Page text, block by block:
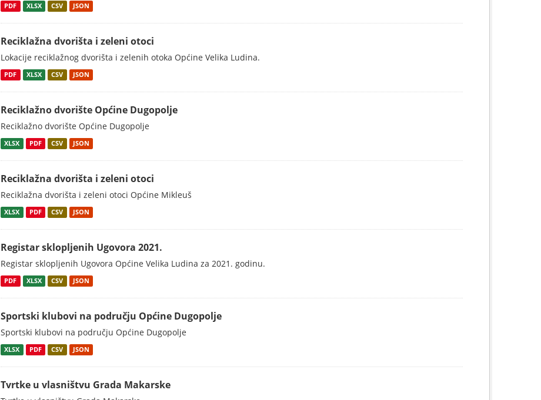
PDF XLSX CSV JSON
Reciklažna dvorišta i zeleni otoci
Lokacije reciklažnog dvorišta i zelenih otoka Općine Velika Ludina.
PDF XLSX CSV JSON
Reciklažno dvorište Općine Dugopolje
Reciklažno dvorište Općine Dugopolje
XLSX PDF CSV JSON
Reciklažna dvorišta i zeleni otoci
Reciklažna dvorišta i zeleni otoci Općine Mikleuš
XLSX PDF CSV JSON
Registar sklopljenih Ugovora 2021.
Registar sklopljenih Ugovora Općine Velika Ludina za 2021. godinu.
PDF XLSX CSV JSON
Sportski klubovi na području Općine Dugopolje
Sportski klubovi na području Općine Dugopolje
XLSX PDF CSV JSON
Tvrtke u vlasništvu Grada Makarske